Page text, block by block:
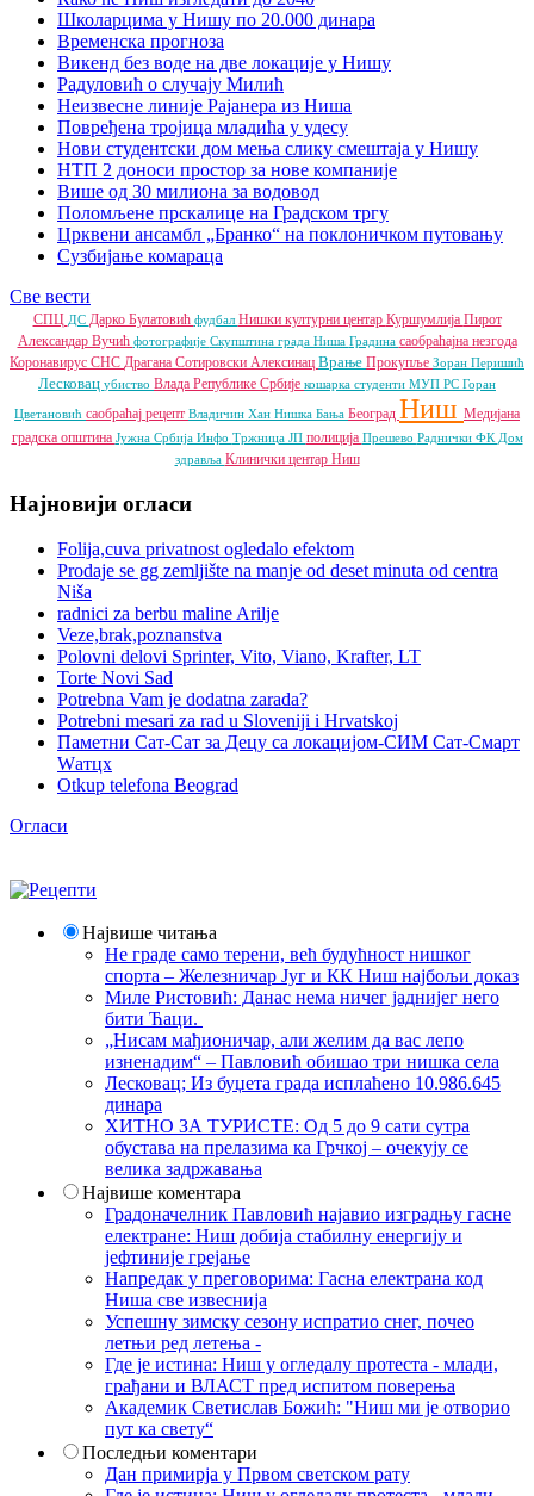
Школарцима у Нишу по 20.000 динара
Временска прогноза
Викенд без воде на две локације у Нишу
Радуловић о случају Милић
Неизвесне линије Рајанера из Ниша
Повређена тројица младића у удесу
Нови студентски дом мења слику смештаја у Нишу
НТП 2 доноси простор за нове компаније
Више од 30 милиона за водовод
Поломљене прскалице на Градском тргу
Црквени ансамбл „Бранко“ на поклоничком путовању
Сузбијање комараца
Све вести
СПЦ ДС Дарко Булатовић фудбал Нишки културни центар Куршумлија Пирот
Александар Вучић фотографије Скупштина града Ниша Градина саобраћајна незгода
Коронавирус СНС Драгана Сотировски Алексинац Врање Прокупље Зоран Перишић
Лесковац убиство Влада Републике Србије кошарка студенти МУП РС Горан
Цветановић саобраћај рецепт Владичин Хан Нишка Бања Београд Ниш Медијана
градска општина Јужна Србија Инфо Тржница ЈП полиција Прешево Раднички ФК Дом
здравља Клинички центар Ниш
Најновији огласи
Folija,cuva privatnost ogledalo efektom
Prodaje se gg zemljište na manje od deset minuta od centra
Niša
radnici za berbu maline Arilje
Veze,brak,poznanstva
Polovni delovi Sprinter, Vito, Viano, Krafter, LT
Torte Novi Sad
Potrebna Vam je dodatna zarada?
Potrebni mesari za rad u Sloveniji i Hrvatskoj
Паметни Сат-Сат за Децу са локацијом-СИМ Сат-Смарт
Wатцх
Otkup telefona Beograd
Огласи
Највише читања
Не граде само терени, већ будућност нишког
спорта – Железничар Југ и КК Ниш најбољи доказ
Миле Ристовић: Данас нема ничег јаднијег него
бити Ћаци.
„Нисам мађионичар, али желим да вас лепо
изненадим“ – Павловић обишао три нишка села
Лесковац; Из буџета града исплаћено 10.986.645
динара
ХИТНО ЗА ТУРИСТЕ: Од 5 до 9 сати сутра
обустава на прелазима ка Грчкој – очекују се
велика задржавања
Највише коментара
Градоначелник Павловић најавио изградњу гасне
електране: Ниш добија стабилну енергију и
јефтиније грејање
Напредак у преговорима: Гасна електрана код
Ниша све извеснија
Успешну зимску сезону испратио снег, почео
летњи ред летења -
Где је истина: Ниш у огледалу протеста - млади,
грађани и ВЛАСТ пред испитом поверења
Академик Светислав Божић: "Ниш ми је отворио
пут ка свету“
Последњи коментари
Дан примирја у Првом светском рату